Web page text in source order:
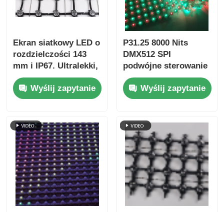
Ekran siatkowy LED o
rozdzielczości 143
mm i IP67. Ultralekki,
duży wyświetlacz
zewnętrzny do
kreatywnych
krajobrazu
miejskiego
Wyślij zapytanie
P31.25 8000 Nits
DMX512 SPI
podwójne sterowanie
energooszczędny
ekran LED
zewnętrzny o niskiej
Wyślij zapytanie